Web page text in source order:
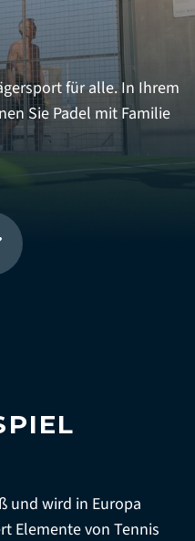
für alle. In Ihrem
Sie Padel mit Familie
und wird in Europa
Elemente von Tennis